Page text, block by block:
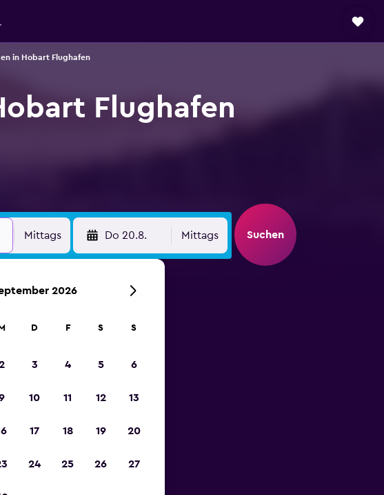
in Hobart Flughafen
Flughafen
Mittags Do 20.8. Mittags Suchen
2026
M D F S S
3 4 5 6
10 11 12 13
17 18 19 20
24 25 26 27